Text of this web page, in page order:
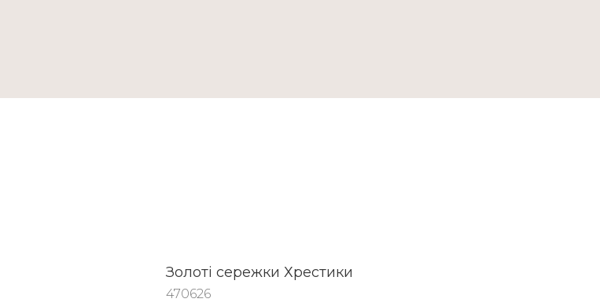
Золоті сережки Хрестики
470626